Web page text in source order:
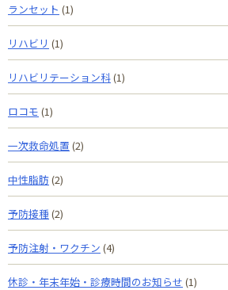
ランセット (1)
リハビリ (1)
リハビリテーション科(1)
ロコモ (1)
一次救命処置 (2)
中性脂肪(2)
予防接種 (2)
予防注射・ワクチン (4)
休診・年末年始・診療時間のお知らせ (1)